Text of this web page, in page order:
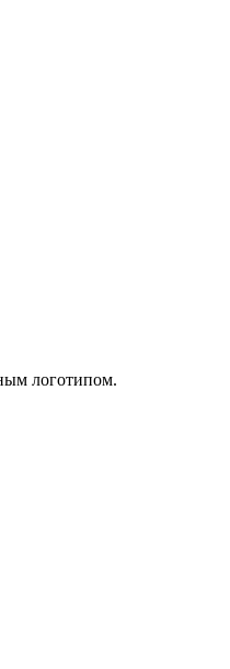
логотипом.